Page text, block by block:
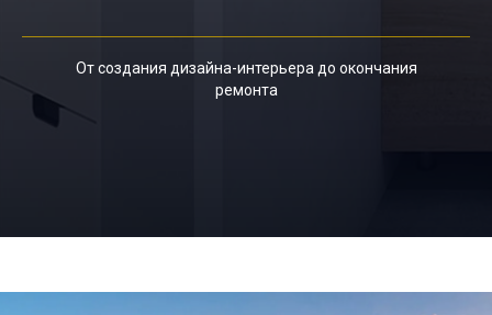
От создания дизайна-интерьера до окончания
ремонта